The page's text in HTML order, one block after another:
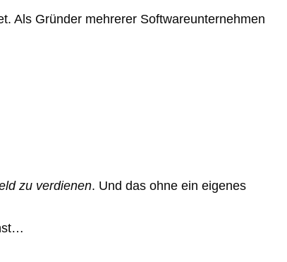
Als Gründer mehrerer Softwareunternehmen
zu verdienen. Und das ohne ein eigenes